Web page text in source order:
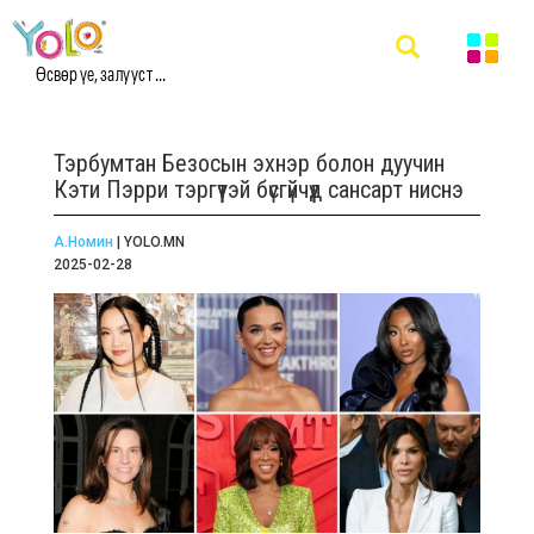
Өсвөр үе, залууст ...
Тэрбумтан Безосын эхнэр болон дуучин
Кэти Пэрри тэргүүтэй бүсгүйчүүд сансарт ниснэ
А.Номин | YOLO.MN
2025-02-28